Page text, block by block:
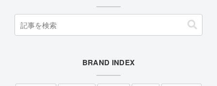
BRAND INDEX